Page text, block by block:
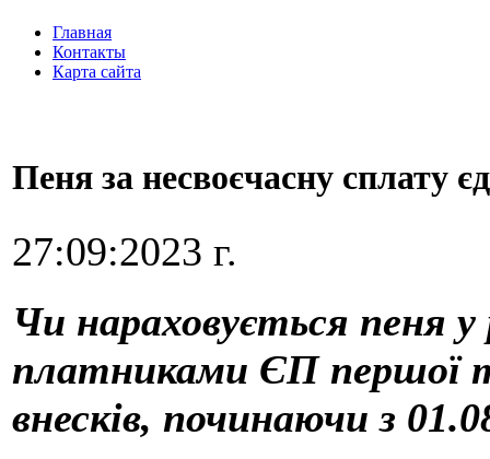
Главная
Контакты
Карта сайта
Пеня за несвоєчасну сплату
27:09:2023 г.
Чи нараховується пеня у
платниками ЄП першої
внесків, починаючи з